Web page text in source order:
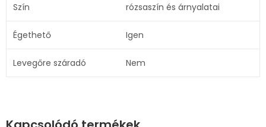
Szín rózsaszín és árnyalatai
Égethető Igen
Levegőre száradó Nem